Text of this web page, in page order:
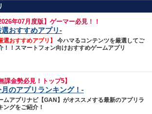
年07月度版】ゲーマー必見！！
選おすすめアプリ-
選おすすめアプリ】
今ハマるコンテンツを厳選してご
！！スマートフォン向けおすすめゲームアプリ
課金勢必見！トップ5】
月のアプリランキング！-
ムアプリナビ【GAN】がオススメする最新のアプリラ
ングをご紹介！